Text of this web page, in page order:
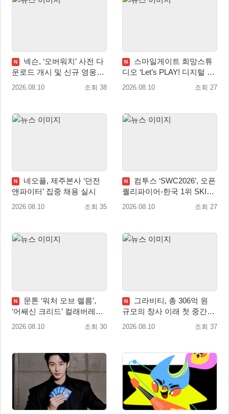
N
넥슨, ‘오버워치’ 사전 다
운로드 개시 및 신규 영웅
‘디몬(D.Mon)’ 공개!
2026.08.10 조회 38
N
스마일게이트 희망스튜
디오 ‘Let’s PLAY! 디지털 창
작 탐험대’ 참여 기관 및 멘
2026.08.10 조회 27
N
네오플, 제주본사 ‘던전
앤파이터’ 집중 채용 실시
2026.08.10 조회 35
N
컴투스 ‘SWC2026’, 오픈
퀄리파이어-한국 1위 SKIT
월드 파이널 진출!
2026.08.10 조회 27
N
문톤 ‘워처 오브 렐름’,
‘어쌔신 크리드’ 컬래버레이
션 8월 20일 실시
2026.08.10 조회 30
N
그라비티, 총 306억 원
규모의 창사 이래 첫 중간배
당 확정
2026.08.10 조회 37